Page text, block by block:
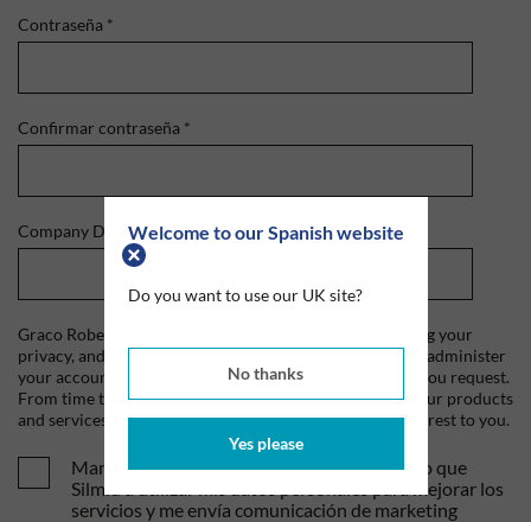
Welcome to our Spanish website
Do you want to use our UK site?
No thanks
Yes please
Contraseña *
Confirmar contraseña *
Company Domain*
Graco Roberts is committed to protecting and respecting your
privacy, and we'll only use your personal information to administer
your account and to provide the products and services you request.
From time to time, we would like to contact you about our products
and services, as well as other content that may be of interest to you.
Mandame tus ofertas y novedades. Entiendo que
Silmid a utilizar mis datos personales para mejorar los
servicios y me envía comunicación de marketing